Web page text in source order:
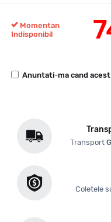
Momentan
Indisponibil
Anuntati-ma cand
Transport
Coletele